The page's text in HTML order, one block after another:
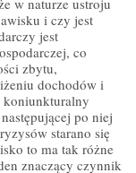
w naturze ustroju
i czy jest
jest
co
zbytu,
dochodów i
koniunkturalny
po niej
starano się
to ma tak różne
znaczący czynnik